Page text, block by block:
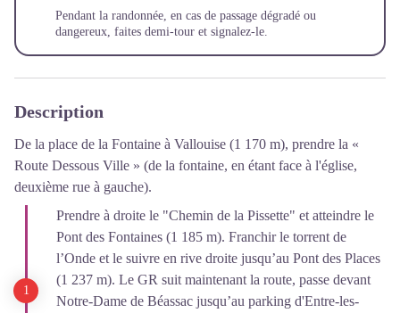
Pendant la randonnée, en cas de passage dégradé ou
dangereux, faites demi-tour et signalez-le
Description
De la place de la Fontaine à Vallouise (1 170 m), prendre la «
Route Dessous Ville » (de la fontaine, en étant face à l'église,
deuxième rue à gauche).
Prendre à droite le "Chemin de la Pissette" et atteindre le
Pont des Fontaines (1 185 m). Franchir le torrent de
l’Onde et le suivre en rive droite jusqu’au Pont des Places
(1 237 m). Le GR suit maintenant la route, passe devant
Notre-Dame de Béassac jusqu’au parking d'Entre-les-